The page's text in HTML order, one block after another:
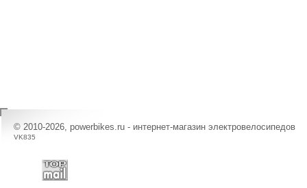
© 2010-2026, powerbikes.ru - интернет-магазин электровелосипедов
VK835